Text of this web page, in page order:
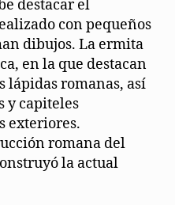
destacar el
con pequeños
dibujos. La ermita
en la que destacan
lápidas romanas, así
y capiteles
exteriores.
romana del
la actual